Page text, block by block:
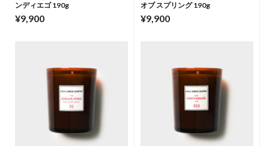
ンディエゴ 190g
¥9,900
オブ スプリング 190g
¥9,900